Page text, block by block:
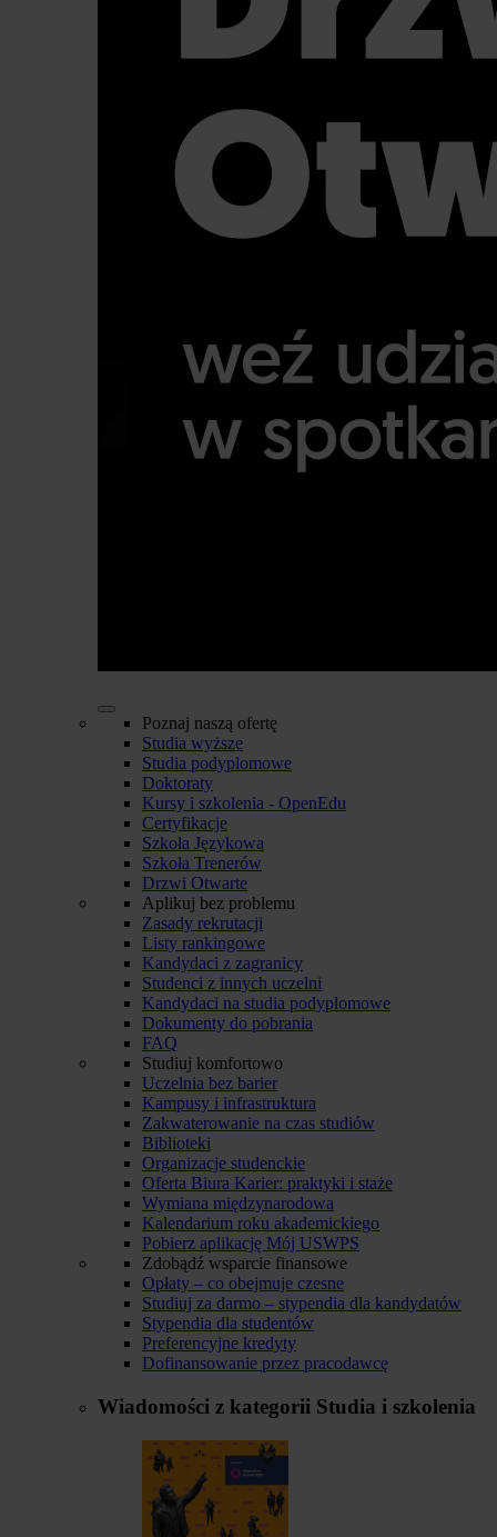
Poznaj naszą ofertę
Studia wyższe
Studia podyplomowe
Doktoraty
Kursy i szkolenia - OpenEdu
Certyfikacje
Szkoła Językowa
Szkoła Trenerów
Drzwi Otwarte
Aplikuj bez problemu
Zasady rekrutacji
Listy rankingowe
Kandydaci z zagranicy
Studenci z innych uczelni
Kandydaci na studia podyplomowe
Dokumenty do pobrania
FAQ
Studiuj komfortowo
Uczelnia bez barier
Kampusy i infrastruktura
Zakwaterowanie na czas studiów
Biblioteki
Organizacje studenckie
Oferta Biura Karier: praktyki i staże
Wymiana międzynarodowa
Kalendarium roku akademickiego
Pobierz aplikację Mój USWPS
Zdobądź wsparcie finansowe
Opłaty – co obejmuje czesne
Studiuj za darmo – stypendia dla kandydatów
Stypendia dla studentów
Preferencyjne kredyty
Dofinansowanie przez pracodawcę
Wiadomości z kategorii Studia i szkolenia